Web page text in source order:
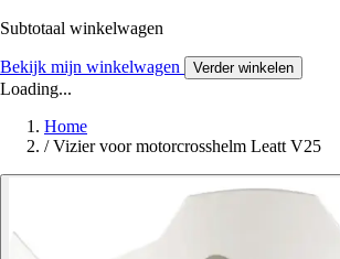
Subtotaal winkelwagen
Bekijk mijn winkelwagen Verder winkelen
Loading...
Home
/ Vizier voor motorcrosshelm Leatt V25